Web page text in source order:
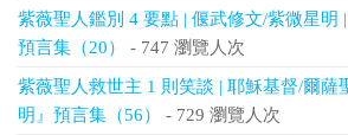
紫薇聖人鑑別 4 要點 | 偃武修文/紫微星明
預言集（20）
- 747 瀏覽人次
紫薇聖人救世主 1 則笑談 | 耶穌基督/爾薩
明』預言集（56）
- 729 瀏覽人次